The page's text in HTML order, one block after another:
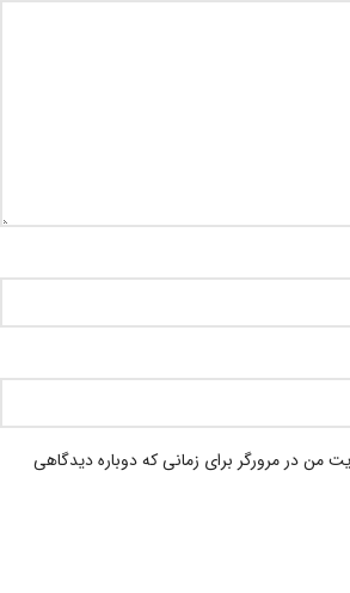
من در مرورگر برای زمانی که دوباره دیدگاهی